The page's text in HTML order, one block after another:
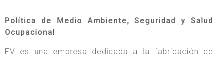
Política de Medio Ambiente, Seguridad y Salud
Ocupacional
FV es una empresa dedicada a la fabricación de